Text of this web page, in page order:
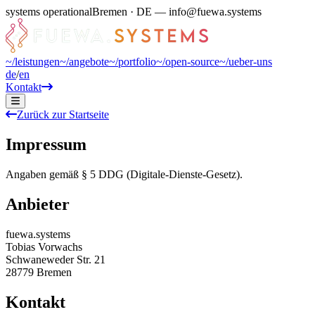
systems operationalBremen · DE — info@fuewa.systems
~/leistungen~/angebote~/portfolio~/open-source~/ueber-uns
de/en
Kontakt
Zurück zur Startseite
Impressum
Angaben gemäß § 5 DDG (Digitale-Dienste-Gesetz).
Anbieter
fuewa.systems
Tobias Vorwachs
Schwaneweder Str. 21
28779 Bremen
Kontakt